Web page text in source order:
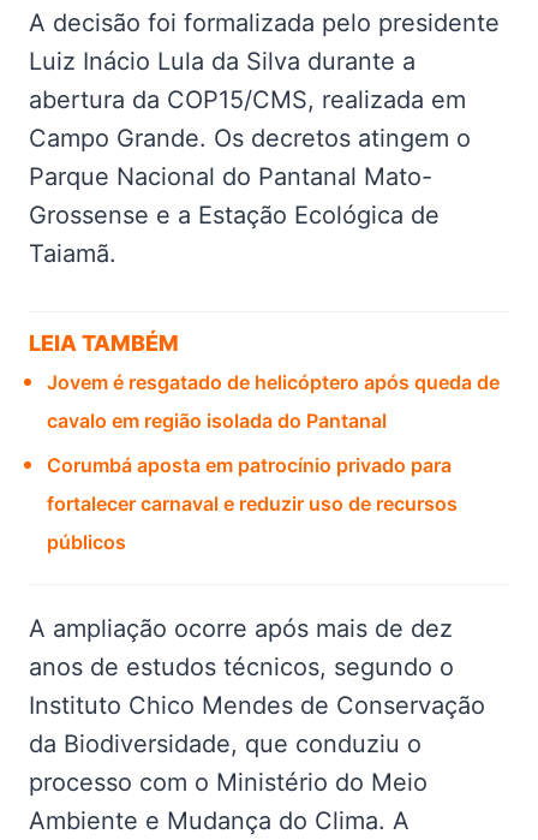
A decisão foi formalizada pelo presidente
Luiz Inácio Lula da Silva durante a
abertura da COP15/CMS, realizada em
Campo Grande. Os decretos atingem o
Parque Nacional do Pantanal Mato-
Grossense e a Estação Ecológica de
Taiamã.
LEIA TAMBÉM
Jovem é resgatado de helicóptero após queda de
cavalo em região isolada do Pantanal
Corumbá aposta em patrocínio privado para
fortalecer carnaval e reduzir uso de recursos
públicos
A ampliação ocorre após mais de dez
anos de estudos técnicos, segundo o
Instituto Chico Mendes de Conservação
da Biodiversidade, que conduziu o
processo com o Ministério do Meio
Ambiente e Mudança do Clima. A